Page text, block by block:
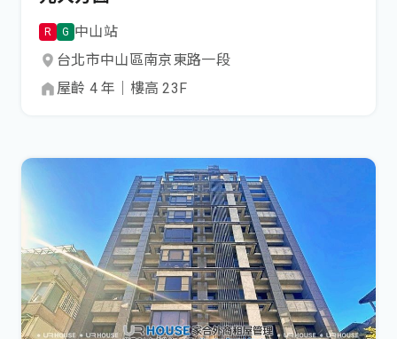
R G 中山站
台北市中山區南京東路一段
屋齡 4 年 樓高 23 F